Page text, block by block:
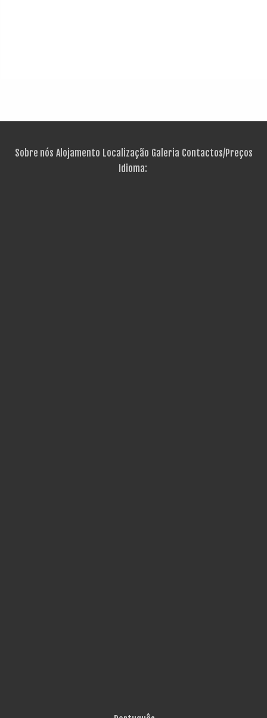
Sobre nós Alojamento Localização Galeria Contactos/Preços
Idioma: